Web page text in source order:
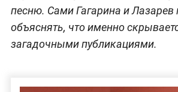
песню. Сами Гагарина и Лазарев
объяснять, что именно
загадочными публикациями.